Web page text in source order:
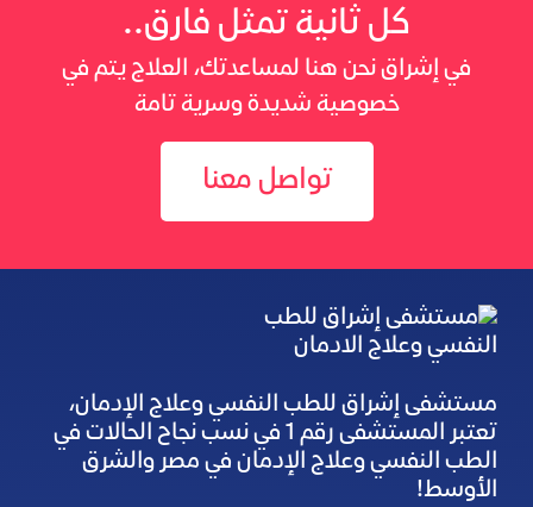
كل ثانية تمثل فارق..
في إشراق نحن هنا لمساعدتك، العلاج يتم في
خصوصية شديدة وسرية تامة
تواصل معنا
مستشفى إشراق للطب النفسي وعلاج الإدمان،
تعتبر المستشفى رقم 1 في نسب نجاح الحالات في
الطب النفسي وعلاج الإدمان في مصر والشرق
الأوسط!